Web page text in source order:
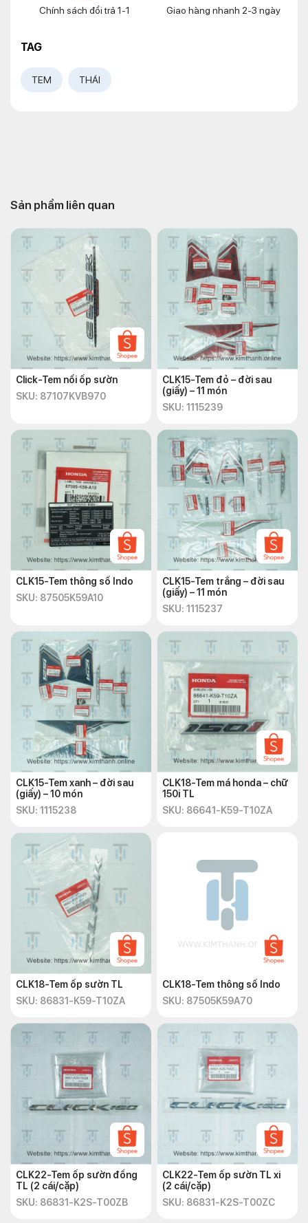
Chính sách đổi trả 1-1 Giao hàng nhanh 2-3 ngày
TAG
TEM THÁI
Sản phẩm liên quan
Click-Tem nổi ốp sườn
SKU: 87107KVB970
CLK15-Tem đỏ – đời sau
(giấy) – 11 món
SKU: 1115239
CLK15-Tem thông số Indo
SKU: 87505K59A10
CLK15-Tem trắng – đời sau
(giấy) – 11 món
SKU: 1115237
CLK15-Tem xanh – đời sau
(giấy) – 10 món
SKU: 1115238
CLK18-Tem má honda – chữ
150i TL
SKU: 86641-K59-T10ZA
CLK18-Tem ốp sườn TL
SKU: 86831-K59-T10ZA
CLK18-Tem thông số Indo
SKU: 87505K59A70
CLK22-Tem ốp sườn đồng
TL (2 cái/cặp)
SKU: 86831-K2S-T00ZB
CLK22-Tem ốp sườn TL xi
(2 cái/cặp)
SKU: 86831-K2S-T00ZC